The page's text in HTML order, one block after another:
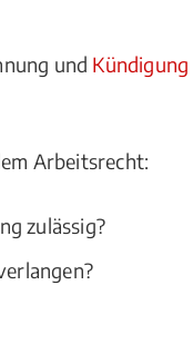
und Kündigung
Arbeitsrecht:
zulässig?